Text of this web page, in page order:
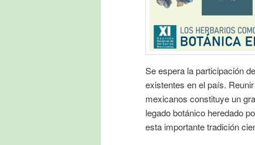
Se espera la participación
existentes en el país.
mexicanos constituye un
legado botánico heredado
esta importante tradición